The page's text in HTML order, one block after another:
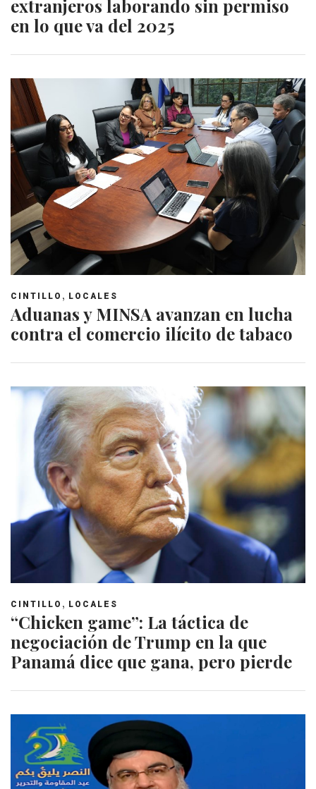
extranjeros laborando sin permiso
en lo que va del 2025
CINTILLO , LOCALES
Aduanas y MINSA avanzan en lucha
contra el comercio ilícito de tabaco
CINTILLO , LOCALES
“Chicken game”: La táctica de
negociación de Trump en la que
Panamá dice que gana, pero pierde